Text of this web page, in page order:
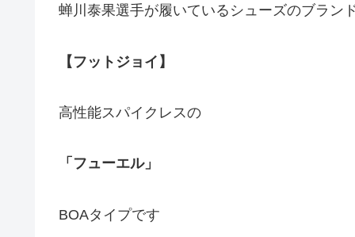
蝉川泰果選手が履いているシューズのブラン
【フットジョイ】
高性能スパイクレスの
「フューエル」
BOAタイプです